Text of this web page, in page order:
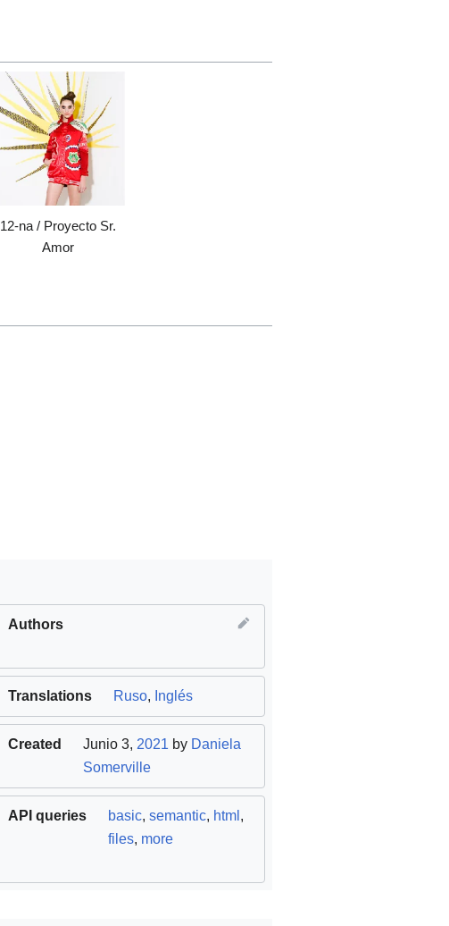
12-na / Proyecto Sr.
Amor
Authors
Translations Ruso, Inglés
Created Junio 3, 2021 by Daniela
Somerville
API queries basic, semantic, html ,
files, more